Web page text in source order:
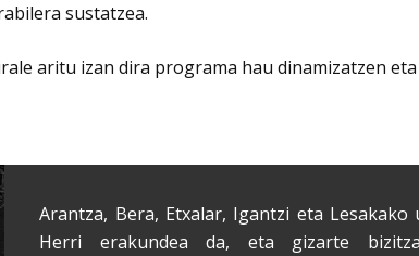
sustatzea.
aritu izan dira programa hau dinamizatzen
Arantza, Bera, Etxalar, Igantzi eta Lesakako
Herri erakundea da, eta gizarte